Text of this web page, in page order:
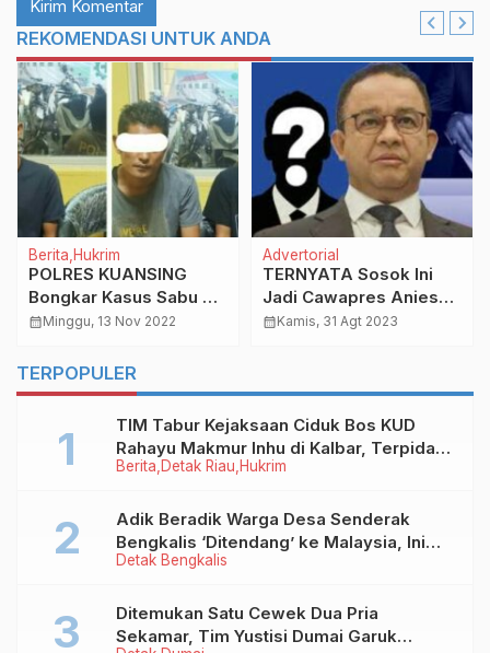
REKOMENDASI UNTUK ANDA
Berita Hukrim
POLRES KUANSING
Bongkar Kasus Sabu di
Desa Munsalo, Tiga
calendar_monthMinggu, 13 Nov 2022
Advertorial
TERNYATA Sosok Ini
Jadi Cawapres Anies
Baswedan, Demokrat:
calendar_monthKamis, 31 Agt 2023
TERPOPULER
Berita Detak Riau Hukrim
TIM Tabur Kejaksaan Ciduk Bos KUD
Rahayu Makmur Inhu di Kalbar, Terpidana
Kredit Fiktif Rp2,8 M
Detak Bengkalis
Adik Beradik Warga Desa Senderak
Bengkalis ‘Ditendang’ ke Malaysia, Ini
Sebabnya!
Ditemukan Satu Cewek Dua Pria
Sekamar, Tim Yustisi Dumai Garuk